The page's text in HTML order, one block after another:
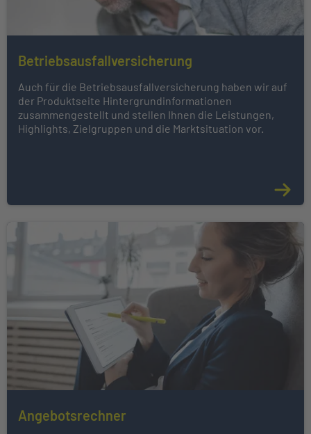
Betriebsausfallversicherung
Auch für die Betriebsausfallversicherung haben wir auf
der Produktseite Hintergrundinformationen
zusammengestellt und stellen Ihnen die Leistungen,
Highlights, Zielgruppen und die Marktsituation vor.
Angebotsrechner